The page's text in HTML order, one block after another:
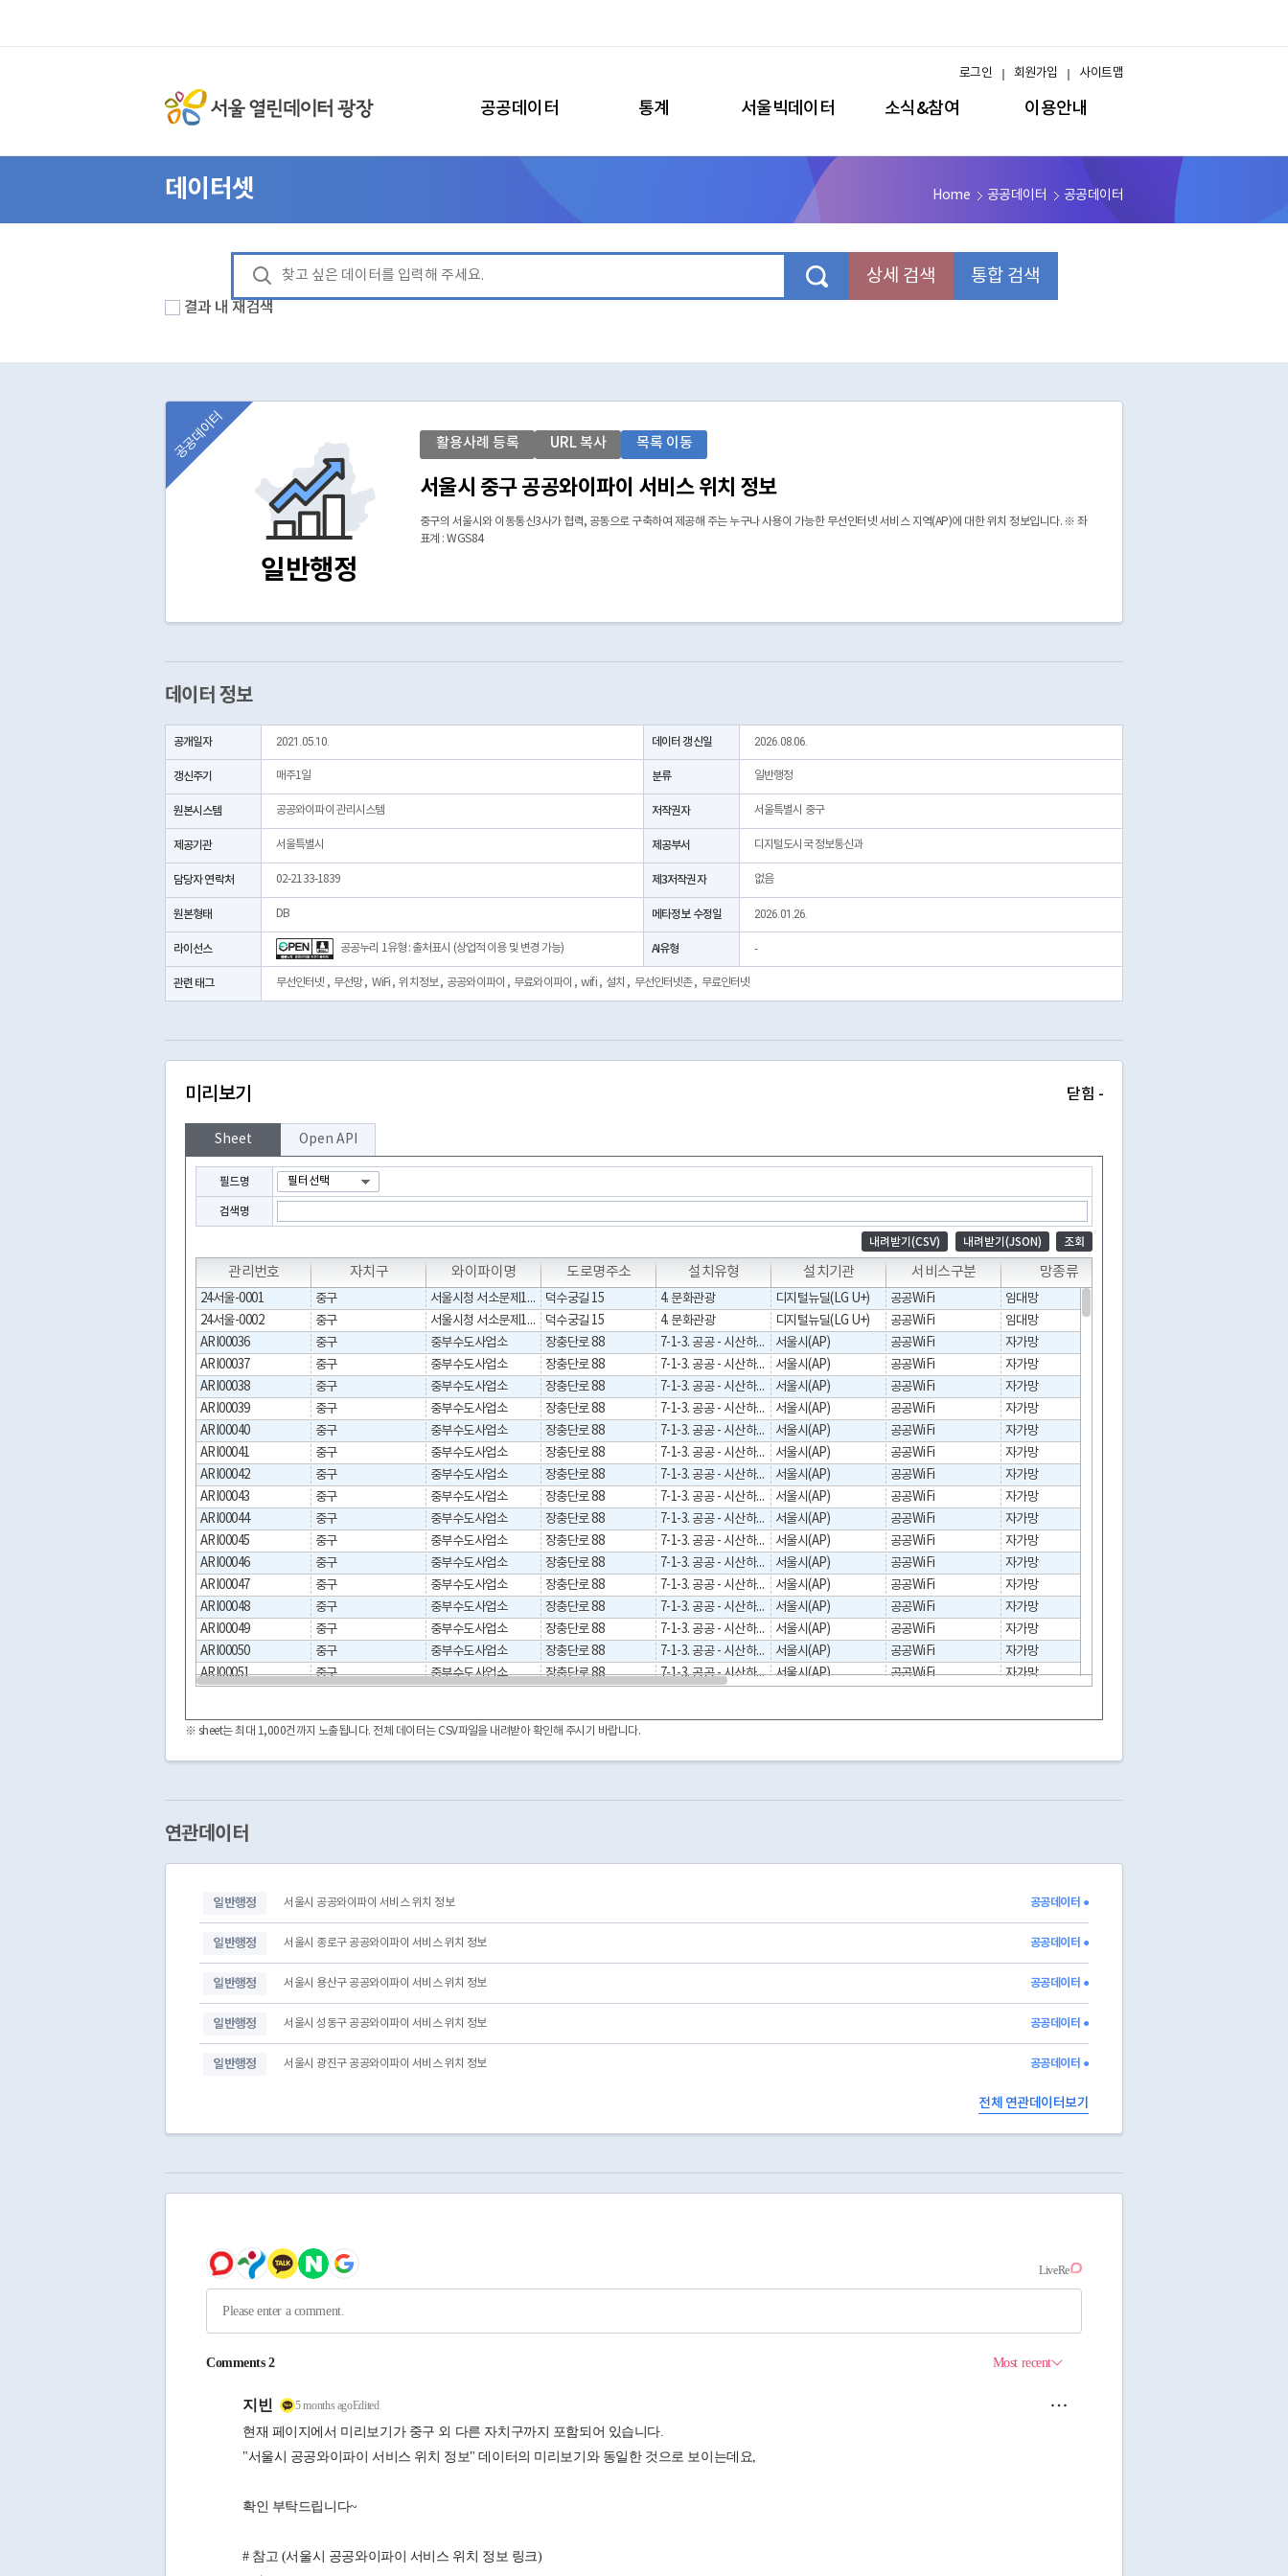
공공데이터 통계 서울빅데이터 소식&참여 이용안내
로그인 회원가입 사이트맵
데이터셋 Home 공공데이터 공공데이터
상세 검색 통합 검색
결과 내 재검색
일반행정
공공데이터 활용사례 등록 URL 복사 목록 이동
서울시 중구 공공와이파이 서비스 위치 정보
중구의 서울시와 이동통신3사가 협력, 공동으로 구축하여 제공해 주는 누구나 사용이 가능한 무선인터넷 서비스 지역(AP)에 대한 위치 정보입니다. ※ 좌
표계 : WGS84
데이터 정보
공개일자 2021.05.10. 데이터 갱신일 2026.08.06.
갱신주기 매주1일 분류 일반행정
원본시스템 공공와이파이 관리시스템 저작권자 서울특별시 중구
제공기관 서울특별시 제공부서 디지털도시국 정보통신과
담당자 연락처 02-2133-1839 제3저작권자 없음
원본형태 DB 메타정보 수정일 2026.01.26.
라이선스 공공누리 1유형 : 출처표시 (상업적 이용 및 변경 가능) AI유형 -
관련 태그 무선인터넷 , 무선망, WiFi ,위치정보, 공공와이파이 , 무료와이파이 ,wifi, 설치 , 무선인터넷존, 무료인터넷
미리보기 닫힘 -
Sheet Open API
필드명
검색명
내려받기(CSV) 내려받기(JSON) 조회
관리번호 자치구 와이파이명 도로명주소 설치유형 설치기관 서비스구분 망종류
24서울-0001 중구 서울시청 서소문제1청사 덕수궁길 15 4. 문화관광 디지털뉴딜(LG U+) 공공WiFi 임대망
24서울-0002
중구 서울시청 서소문제1청사 덕수궁길 15 4. 문화관광 디지털뉴딜(LG U+) 공공WiFi 임대망
ARI00036
중구 중부수도사업소 장충단로 88 7-1-3. 공공 - 시산하기관 서울시(AP) 공공WiFi 자가망
ARI00037
중구 중부수도사업소 장충단로 88 7-1-3. 공공 - 시산하기관 서울시(AP) 공공WiFi 자가망
ARI00038
중구 중부수도사업소 장충단로 88 7-1-3. 공공 - 시산하기관 서울시(AP) 공공WiFi 자가망
ARI00039
중구 중부수도사업소 장충단로 88 7-1-3. 공공 - 시산하기관 서울시(AP) 공공WiFi 자가망
ARI00040
중구 중부수도사업소 장충단로 88 7-1-3. 공공 - 시산하기관 서울시(AP) 공공WiFi 자가망
ARI00041
중구 중부수도사업소 장충단로 88 7-1-3. 공공 - 시산하기관 서울시(AP) 공공WiFi 자가망
ARI00042
중구 중부수도사업소 장충단로 88 7-1-3. 공공 - 시산하기관 서울시(AP) 공공WiFi 자가망
ARI00043
중구 중부수도사업소 장충단로 88 7-1-3. 공공 - 시산하기관 서울시(AP) 공공WiFi 자가망
ARI00044
중구 중부수도사업소 장충단로 88 7-1-3. 공공 - 시산하기관 서울시(AP) 공공WiFi 자가망
ARI00045
중구 중부수도사업소 장충단로 88 7-1-3. 공공 - 시산하기관 서울시(AP) 공공WiFi 자가망
ARI00046
중구 중부수도사업소 장충단로 88 7-1-3. 공공 - 시산하기관 서울시(AP) 공공WiFi 자가망
ARI00047
중구 중부수도사업소 장충단로 88 7-1-3. 공공 - 시산하기관 서울시(AP) 공공WiFi 자가망
ARI00048
중구 중부수도사업소 장충단로 88 7-1-3. 공공 - 시산하기관 서울시(AP) 공공WiFi 자가망
ARI00049
중구 중부수도사업소 장충단로 88 7-1-3. 공공 - 시산하기관 서울시(AP) 공공WiFi 자가망
ARI00050
중구 중부수도사업소 장충단로 88 7-1-3. 공공 - 시산하기관 서울시(AP) 공공WiFi 자가망
ARI00051
중구 중부수도사업소 장충단로 88 7-1-3. 공공 - 시산하기관 서울시(AP) 공공WiFi 자가망
ARI00053
중구 중부수도사업소 장충단로 88 7-1-3. 공공 - 시산하기관 서울시(AP) 공공WiFi 자가망
ARI00054
중구 중부수도사업소 장충단로 88
BS101234
중구 버스정류소_광희문.광희동사거리 퇴계로 344 5-1. 버스정류소(국비) 버스정류소(국비_KT_LTE) 과기부WiFi 임대망 2021
BS101236
중구 버스정류소_남대문세무서.서울백병원 삼일대로 5-1. 버스정류소(국비) 버스정류소(국비_KT_LTE) 과기부WiFi 임대망 2021
BS101237
BS101240
버스정류소_숭례문 임대망
BS101242
중구 버스정류소_숭례문 임대망
※ sheet는 최대 1,000건까지 노출됩니다. 전체 데이터는 CSV파일을 내려받아 확인해 주시기 바랍니다.
연관데이터
일반행정 서울시 공공와이파이 서비스 위치 정보 공공데이터 ●
일반행정 서울시 종로구 공공와이파이 서비스 위치 정보 공공데이터 ●
일반행정 서울시 용산구 공공와이파이 서비스 위치 정보 공공데이터 ●
일반행정 서울시 성동구 공공와이파이 서비스 위치 정보 공공데이터 ●
일반행정 서울시 광진구 공공와이파이 서비스 위치 정보 공공데이터 ●
전체 연관데이터보기